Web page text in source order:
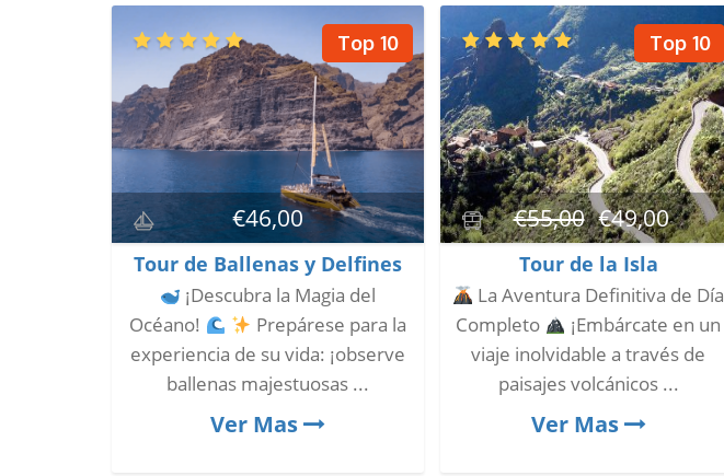
Top 10
€46,00
Tour de Ballenas y Delfines
¡Descubra la Magia del
Océano!
Prepárese para la
experiencia de su vida: ¡observe
ballenas majestuosas ...
Ver Mas
Top 10
€55,00 €49,00
Tour de la Isla
La Aventura Definitiva de Día
Completo
¡Embárcate en un
viaje inolvidable a través de
paisajes volcánicos ...
Ver Mas